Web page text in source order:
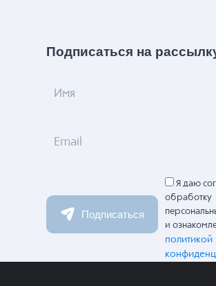
Подписаться на
Имя
Email
Подписаться
Я даю
обработку
и
политикой